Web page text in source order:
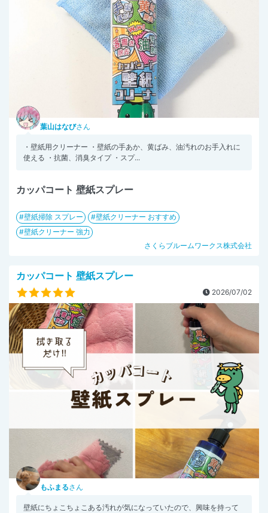
葉山はなびさん
・壁紙用クリーナー ・壁紙の手あか、黄ばみ、油汚れのお手入れに
使える ・抗菌、消臭タイプ ・スプ...
カッパコート 壁紙スプレー
壁紙掃除 スプレー
壁紙クリーナー おすすめ
壁紙クリーナー 強力
さくらブルームワークス株式会社
カッパコート 壁紙スプレー
2026/07/02
もふまるさん
壁紙にちょこちょこある汚れが気になっていたので、興味を持って